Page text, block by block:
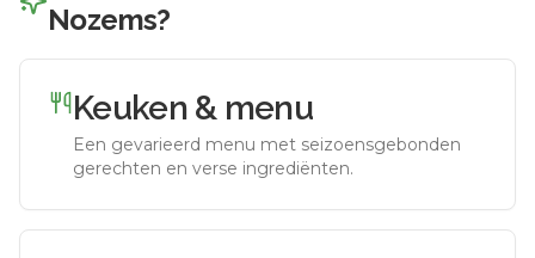
Nozems?
Keuken & menu
Een gevarieerd menu met seizoensgebonden
gerechten en verse ingrediënten.